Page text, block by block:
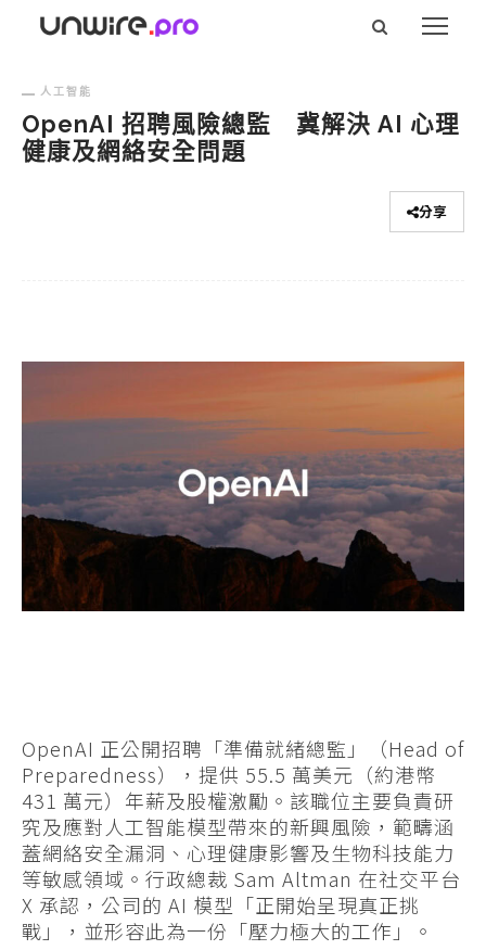
人工智能
OpenAI 招聘風險總監 冀解決 AI 心理
健康及網絡安全問題
分享
OpenAI 正公開招聘「準備就緒總監」（Head of
Preparedness），提供 55.5 萬美元（約港幣
431 萬元）年薪及股權激勵。該職位主要負責研
究及應對人工智能模型帶來的新興風險，範疇涵
蓋網絡安全漏洞、心理健康影響及生物科技能力
等敏感領域。行政總裁 Sam Altman 在社交平台
X 承認，公司的 AI 模型「正開始呈現真正挑
戰」，並形容此為一份「壓力極大的工作」。